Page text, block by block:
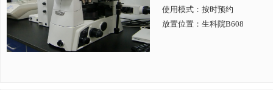
使用模式：按时预约
放置位置：生科院B608